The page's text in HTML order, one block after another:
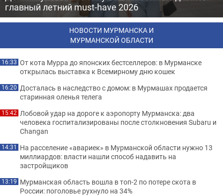
главный летний must-have 2026
НОВОСТИ МУРМАНСКА И
МУРМАНСКОЙ ОБЛАСТИ
16:33 От кота Мурра до японских бестселлеров: в Мурманске
открылась выставка к Всемирному дню кошек
16:20 Досталась в наследство с домом: в Мурмашах продается
старинная оленья телега
15:42 Лобовой удар на дороге к аэропорту Мурманска: два
человека госпитализированы после столкновения Subaru и
Changan
14:31 На расселение «авариек» в Мурманской области нужно 13
миллиардов: власти нашли способ надавить на
застройщиков
13:19 Мурманская область вошла в топ-2 по потере скота в
России: поголовье рухнуло на 34%